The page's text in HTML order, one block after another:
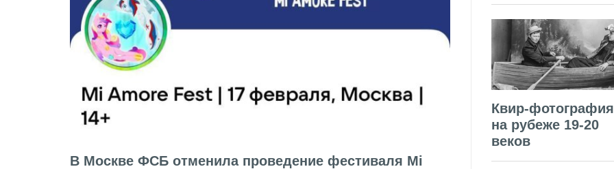
В Москве ФСБ отменила проведение фестиваля Mi
Квир-фотография
на рубеже 19-20
веков